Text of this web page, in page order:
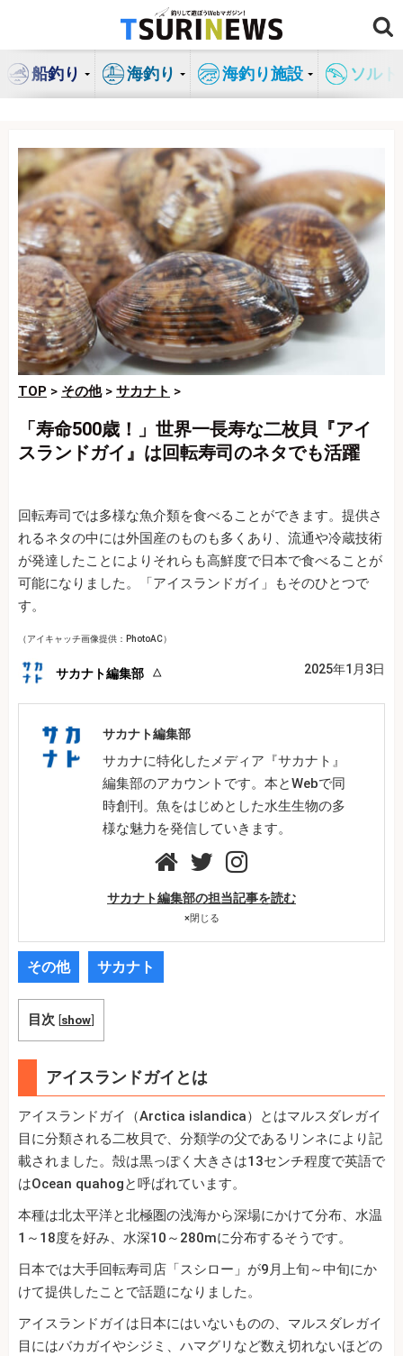
ン
船釣り 海釣り 海釣り施設 ソル
TOP > その他> サカナト >
「寿命500歳！」世界一長寿な二枚貝『アイ
スランドガイ』は回転寿司のネタでも活躍
回転寿司では多様な魚介類を食べることができます。提供さ
れるネタの中には外国産のものも多くあり、流通や冷蔵技術
が発達したことによりそれらも高鮮度で日本で食べることが
可能になりました。「アイスランドガイ」もそのひとつで
す。
（アイキャッチ画像提供：PhotoAC）
サカナト編集部 2025年1月3日
サカナト編集部
サカナに特化したメディア『サカナト』
編集部のアカウントです。本とWebで同
時創刊。魚をはじめとした水生生物の多
様な魅力を発信していきます。
サカナト編集部の担当記事を読む
×閉じる
その他 サカナト
目次 [show]
アイスランドガイとは
アイスランドガイ（Arctica islandica）とはマルスダレガイ
目に分類される二枚貝で、分類学の父であるリンネにより記
載されました。殻は黒っぽく大きさは13センチ程度で英語で
はOcean quahogと呼ばれています。
本種は北太平洋と北極圏の浅海から深場にかけて分布、水温
1～18度を好み、水深10～280mに分布するそうです。
日本では大手回転寿司店「スシロー」が9月上旬～中旬にか
けて提供したことで話題になりました。
アイスランドガイは日本にはいないものの、マルスダレガイ
目にはバカガイやシジミ、ハマグリなど数え切れないほどの